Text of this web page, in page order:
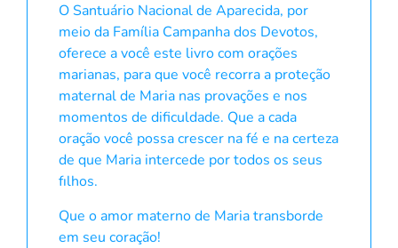
O Santuário Nacional de Aparecida, por
meio da Família Campanha dos Devotos,
oferece a você este livro com orações
marianas, para que você recorra a proteção
maternal de Maria nas provações e nos
momentos de dificuldade. Que a cada
oração você possa crescer na fé e na certeza
de que Maria intercede por todos os seus
fılhos.
Que o amor materno de Maria transborde
em seu coração!